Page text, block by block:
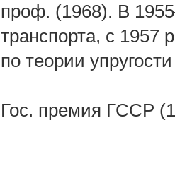
проф. (1968). В
транспорта, с
по теории
Гос. премия ГССР